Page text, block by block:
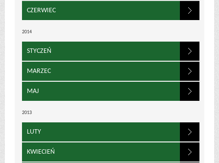
CZERWIEC
2014
STYCZEŃ
MARZEC
MAJ
2013
LUTY
KWIECIEŃ